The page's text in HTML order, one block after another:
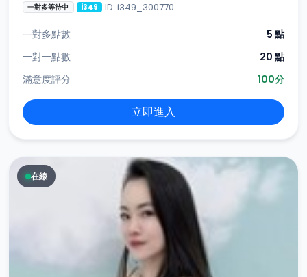
一對多等待中 i349 ID: i349_300770
一對多點數
5 點
一對一點數
20 點
滿意度評分
100分
立即進入
在線